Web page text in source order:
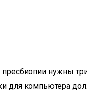
пресбиопии нужны
для компьютера